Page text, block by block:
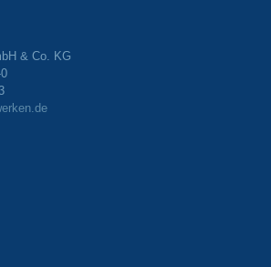
& Co. KG
0